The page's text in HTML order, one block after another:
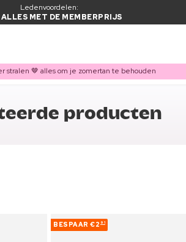
Ledenvoordelen:
MET DE MEMBERPRIJS
stralen 🤎 alles om je zomertan te behouden
producten
BESPAAR €2 91